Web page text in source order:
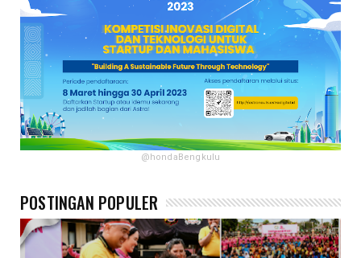
@hondaBengkulu
POSTINGAN POPULER